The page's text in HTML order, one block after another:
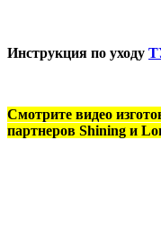
Инструкция по уходу
Смотрите видео
партнеров Shining и